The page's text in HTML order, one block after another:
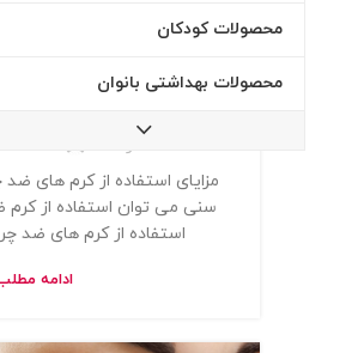
محصولات کودکان
محصولات بهداشتی بانوان
بهداشتی و
مزایای استفاده
چروک بر
مزایای استفاده از کرم های
سنی می توان استفاده از کرم
استفاده از کرم های ضد
ادامه